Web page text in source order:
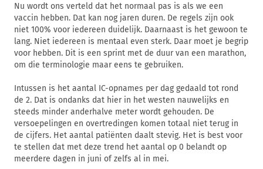
Nu wordt ons verteld dat het normaal pas is als we een
vaccin hebben. Dat kan nog jaren duren. De regels zijn ook
niet 100% voor iedereen duidelijk. Daarnaast is het gewoon te
lang. Niet iedereen is mentaal even sterk. Daar moet je begrip
voor hebben. Dit is een sprint met de duur van een marathon,
om die terminologie maar eens te gebruiken.
Intussen is het aantal IC-opnames per dag gedaald tot rond
de 2. Dat is ondanks dat hier in het westen nauwelijks en
steeds minder anderhalve meter wordt gehouden. De
versoepelingen en overtredingen komen totaal niet terug in
de cijfers. Het aantal patiënten daalt stevig. Het is best voor
te stellen dat met deze trend het aantal op 0 belandt op
meerdere dagen in juni of zelfs al in mei.